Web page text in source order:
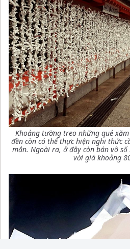
Khoảng tường treo những quẻ
đền còn có thể thực hiện nghi thức
mắn. Ngoài ra, ở đây còn bán vô
với giá khoảng